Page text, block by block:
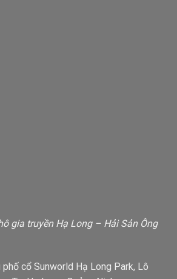
gia truyền Hạ Long – Hải Sản Ông
phố cổ Sunworld Hạ Long Park, Lô